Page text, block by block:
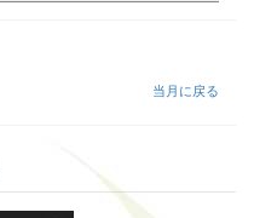
当月に戻る